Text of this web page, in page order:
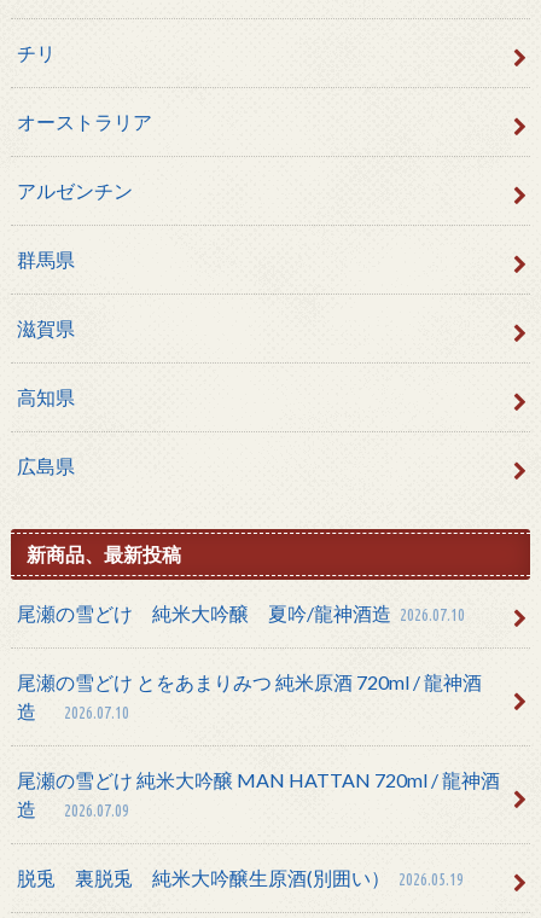
チリ
オーストラリア
アルゼンチン
群馬県
滋賀県
高知県
広島県
新商品、最新投稿
尾瀬の雪どけ 純米大吟醸 夏吟/龍神酒造 2026.07.10
尾瀬の雪どけ とをあまりみつ 純米原酒 720ml / 龍神酒
造
2026.07.10
尾瀬の雪どけ 純米大吟醸 MAN HATTAN 720ml / 龍神酒
造
2026.07.09
脱兎 裏脱兎 純米大吟醸生原酒(別囲い） 2026.05.19